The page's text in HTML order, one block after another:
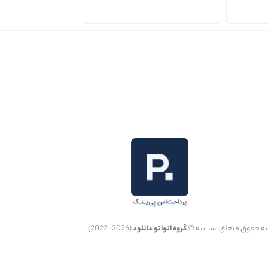
حقوق متعلق است به ©گروه انواتو دانلود(2026-2022)